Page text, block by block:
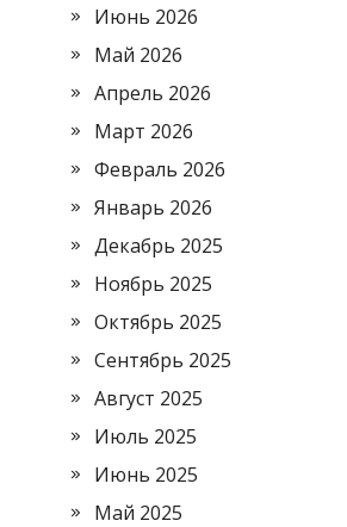
Июнь 2026
Май 2026
Апрель 2026
Март 2026
Февраль 2026
Январь 2026
Декабрь 2025
Ноябрь 2025
Октябрь 2025
Сентябрь 2025
Август 2025
Июль 2025
Июнь 2025
Май 2025